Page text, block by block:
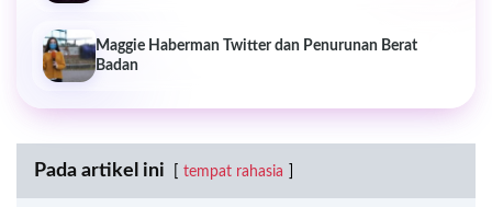
Maggie Haberman Twitter dan Penurunan Berat
Badan
Pada artikel ini tempat rahasia